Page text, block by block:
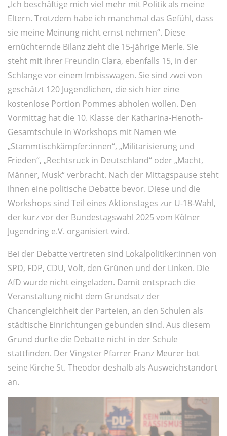
„Ich beschäftige mich viel mehr mit Politik als meine
Eltern. Trotzdem habe ich manchmal das Gefühl, dass
sie meine Meinung nicht ernst nehmen“. Diese
ernüchternde Bilanz zieht die 15-jährige Merle. Sie
steht mit ihrer Freundin Clara, ebenfalls 15, in der
Schlange vor einem Imbisswagen. Sie sind zwei von
geschätzt 120 Jugendlichen, die sich hier eine
kostenlose Portion Pommes abholen wollen. Den
Vormittag hat die 10. Klasse der Katharina-Henoth-
Gesamtschule in Workshops mit Namen wie
„Stammtischkämpfer:innen“, „Militarisierung und
Frieden“, „Rechtsruck in Deutschland“ oder „Macht,
Männer, Musk“ verbracht. Nach der Mittagspause steht
ihnen eine politische Debatte bevor. Diese und die
Workshops sind Teil eines Aktionstages zur U-18-Wahl,
der kurz vor der Bundestagswahl 2025 vom Kölner
Jugendring e.V. organisiert wird.
Bei der Debatte vertreten sind Lokalpolitiker:innen von
SPD, FDP, CDU, Volt, den Grünen und der Linken. Die
AfD wurde nicht eingeladen. Damit entsprach die
Veranstaltung nicht dem Grundsatz der
Chancengleichheit der Parteien, an den Schulen als
städtische Einrichtungen gebunden sind. Aus diesem
Grund durfte die Debatte nicht in der Schule
stattfinden. Der Vingster Pfarrer Franz Meurer bot
seine Kirche St. Theodor deshalb als Ausweichstandort
an.